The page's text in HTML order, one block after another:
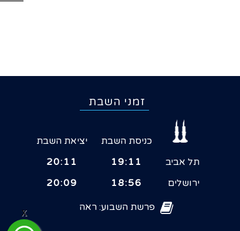
זמני השבת
כניסת השבת
יציאת השבת
תל אביב
19:11
20:11
ירושלים
18:56
20:09
פרשת השבוע: ראה
X